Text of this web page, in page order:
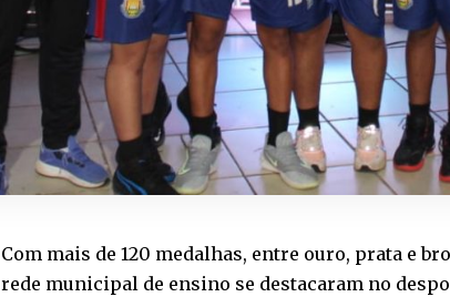
Com mais de 120 medalhas, entre ouro, prata e
rede municipal de ensino se destacaram no